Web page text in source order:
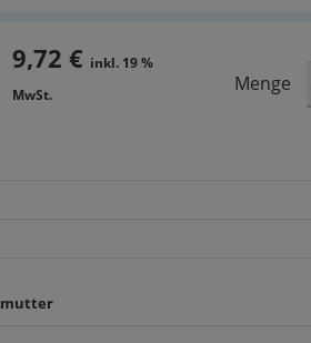
9,72 € inkl. 19 %
MwSt.
Menge